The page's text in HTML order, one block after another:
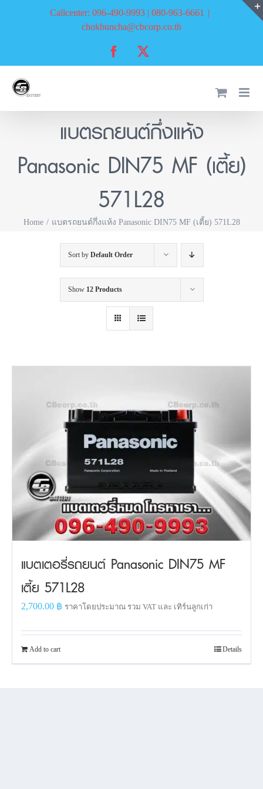
Callcenter: 096-490-9993 | 080-963-6661 |
chokbuncha@cbcorp.co.th
Facebook
แบตรถยนต์กึ่งแห้ง
Panasonic DIN75 MF (เตี้ย)
571L28
Home แบตรถยนต์กึ่งแห้ง Panasonic DIN75 MF (เตี้ย) 571L28
Sort by Default Order
Show 12 Products
แบตเตอรี่รถยนต์ Panasonic DIN75 MF
เตี้ย 571L28
2,700.00 ฿ ราคาโดยประมาณ รวม VAT และ เทิร์นลูกเก่า
Add to cart Details